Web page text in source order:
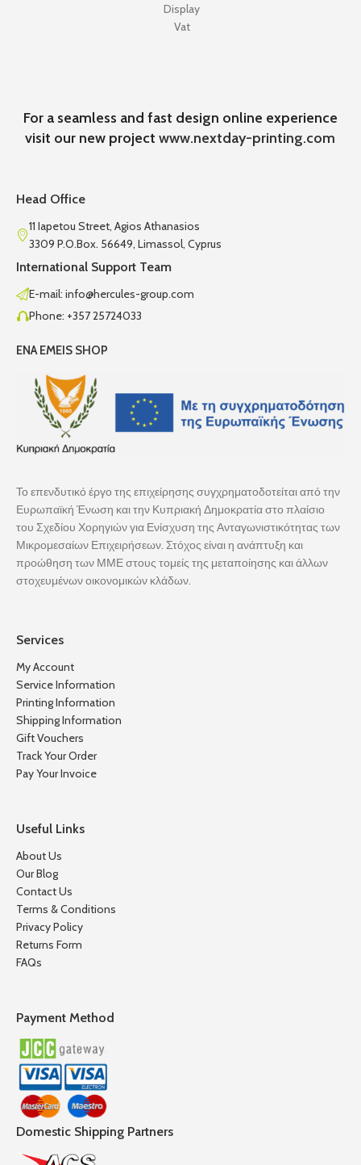
Vat
Display
For a seamless and fast design online experience
visit our new projectwww.nextday-printing.com
Head Office
11 Iapetou Street, Agios Athanasios
3309 P.O.Box. 56649, Limassol, Cyprus
International Support Team
E-mail: info@hercules-group.com
Phone: +357 25724033
ENA EMEIS SHOP
Το επενδυτικό έργο της επιχείρησης συγχρηματοδοτείται από την
Ευρωπαϊκή Ένωση και την Κυπριακή Δημοκρατία στο πλαίσιο
του Σχεδίου Χορηγιών για Ενίσχυση της Ανταγωνιστικότητας των
Μικρομεσαίων Επιχειρήσεων. Στόχος είναι η ανάπτυξη και
προώθηση των ΜΜΕ στους τομείς της μεταποίησης και άλλων
στοχευμένων οικονομικών κλάδων.
Services
My Account
Service Information
Printing Information
Shipping Information
Gift Vouchers
Track Your Order
Pay Your Invoice
Useful Links
About Us
Our Blog
Contact Us
Terms & Conditions
Privacy Policy
Returns Form
FAQs
Payment Method
Domestic Shipping Partners